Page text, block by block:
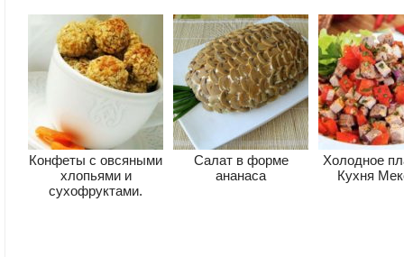
Конфеты с овсяными
хлопьями и
сухофруктами.
Салат в форме
ананаса
Холодное
Кухня